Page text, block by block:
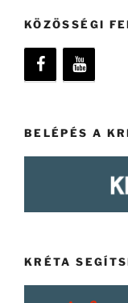
KÖZÖSSÉGI
BELÉPÉS A
KRÉTA